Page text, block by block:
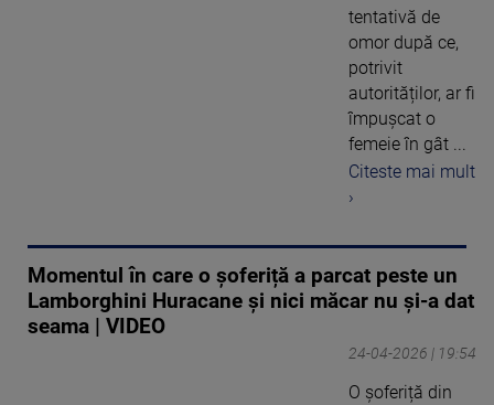
tentativă de
omor după ce,
potrivit
autorităților, ar fi
împușcat o
femeie în gât ...
Citeste mai mult
›
Momentul în care o șoferiță a parcat peste un
Lamborghini Huracane și nici măcar nu și-a dat
seama | VIDEO
24-04-2026 | 19:54
O șoferiță din